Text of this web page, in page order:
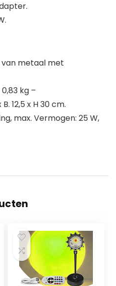
metaal met
kg –
12,5 x H 30 cm.
max. Vermogen: 25 W,